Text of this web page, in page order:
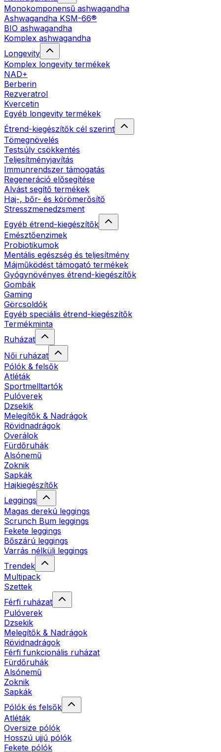
Monokomponensű ashwagandha
Ashwagandha KSM-66®
BIO ashwagandha
Komplex ashwagandha
Longevity
Komplex longevity termékek
NAD+
Berberin
Rezveratrol
Kvercetin
Egyéb longevity termékek
Étrend-kiegészítők cél szerint
Tömegnövelés
Testsúly csökkentés
Teljesítményjavítás
Immunrendszer támogatás
Regeneráció elősegítése
Alvást segítő termékek
Haj-, bőr- és körömerősítő
Stresszmenedzsment
Egyéb étrend-kiegészítők
Emésztőenzimek
Probiotikumok
Mentális egészség és teljesítmény
Májműködést támogató termékek
Gyógynövényes étrend-kiegészítők
Gombák
Gaming
Görcsoldók
Egyéb speciális étrend-kiegészítők
Termékminta
Ruházat
Női ruházat
Pólók & felsők
Atléták
Sportmelltartók
Pulóverek
Dzsekik
Melegítők & Nadrágok
Rövidnadrágok
Overálok
Fürdőruhák
Alsónemű
Zoknik
Sapkák
Hajkiegészítők
Leggings
Magas derekú leggings
Scrunch Bum leggings
Fekete leggings
Bőszárú leggings
Varrás nélküli leggings
Trendek
Multipack
Szettek
Férfi ruházat
Pulóverek
Dzsekik
Melegítők & Nadrágok
Rövidnadrágok
Férfi funkcionális ruházat
Fürdőruhák
Alsónemű
Zoknik
Sapkák
Pólók és felsők
Atléták
Oversize pólók
Hosszú ujjú pólók
Fekete pólók